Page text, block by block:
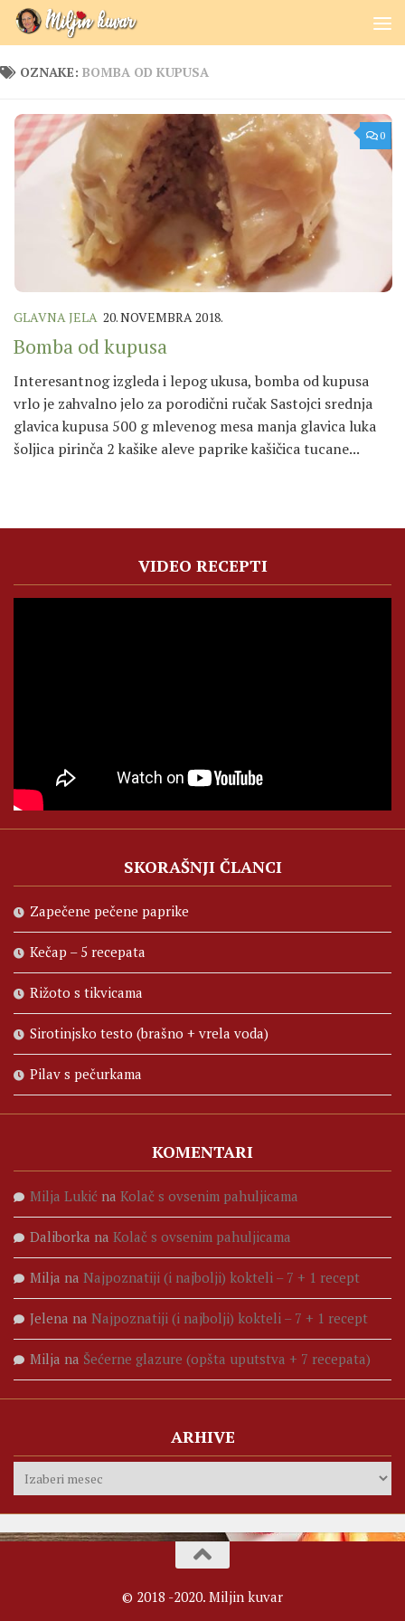
Skip to content
OZNAKE: BOMBA OD KUPUSA
0
GLAVNA JELA 20. NOVEMBRA 2018.
Bomba od kupusa
Interesantnog izgleda i lepog ukusa, bomba od kupusa
vrlo je zahvalno jelo za porodični ručak Sastojci srednja
glavica kupusa 500 g mlevenog mesa manja glavica luka
šoljica pirinča 2 kašike aleve paprike kašičica tucane...
VIDEO RECEPTI
SKORAŠNJI ČLANCI
Zapečene pečene paprike
Kečap – 5 recepata
Rižoto s tikvicama
Sirotinjsko testo (brašno + vrela voda)
Pilav s pečurkama
KOMENTARI
Milja Lukić na Kolač s ovsenim pahuljicama
Daliborka na Kolač s ovsenim pahuljicama
Milja na Najpoznatiji (i najbolji) kokteli – 7 + 1 recept
Jelena na Najpoznatiji (i najbolji) kokteli – 7 + 1 recept
Milja na Šećerne glazure (opšta uputstva + 7 recepata)
ARHIVE
Arhive
© 2018 -2020. Miljin kuvar